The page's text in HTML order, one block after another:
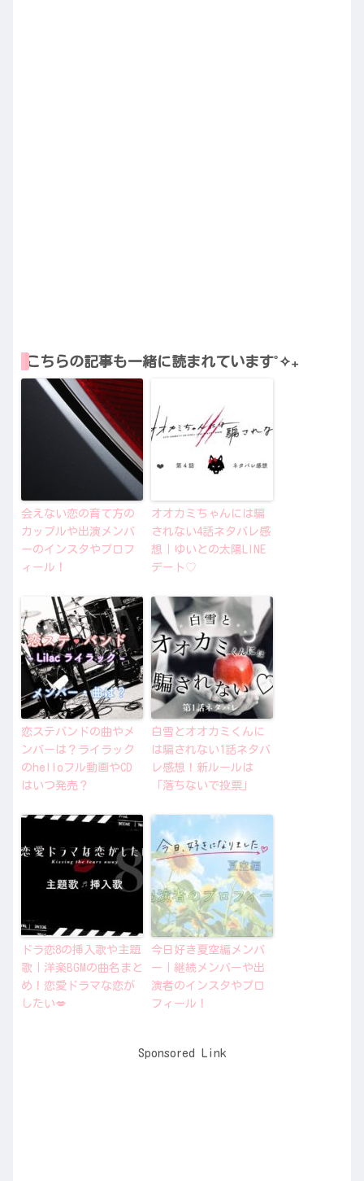
こちらの記事も一緒に読まれています˚✧₊
会えない恋の育て方の
カップルや出演メンバ
ーのインスタやプロフ
ィール！
オオカミちゃんには騙
されない4話ネタバレ感
想｜ゆいとの太陽LINE
デート♡
恋ステバンドの曲やメ
ンバーは？ライラック
のhelloフル動画やCD
はいつ発売？
白雪とオオカミくんに
は騙されない1話ネタバ
レ感想！新ルールは
「落ちないで投票」
ドラ恋8の挿入歌や主題
歌｜洋楽BGMの曲名まと
め！恋愛ドラマな恋が
したい💋
今日好き夏空編メンバ
ー｜継続メンバーや出
演者のインスタやプロ
フィール！
Sponsored Link